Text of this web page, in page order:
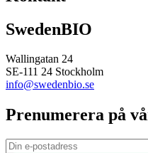
SwedenBIO
Wallingatan 24
SE-111 24 Stockholm
info@swedenbio.se
Prenumerera på